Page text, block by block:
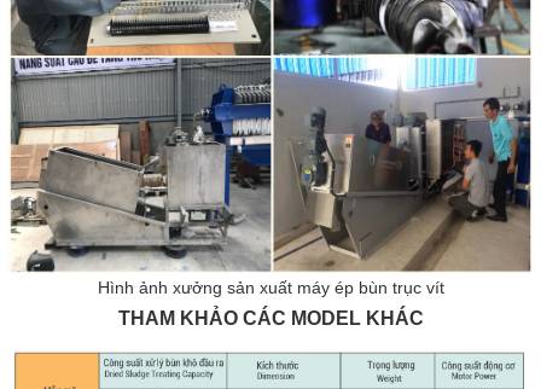
Hình ảnh xưởng sản xuất máy ép bùn trục vít
THAM KHẢO CÁC MODEL KHÁC